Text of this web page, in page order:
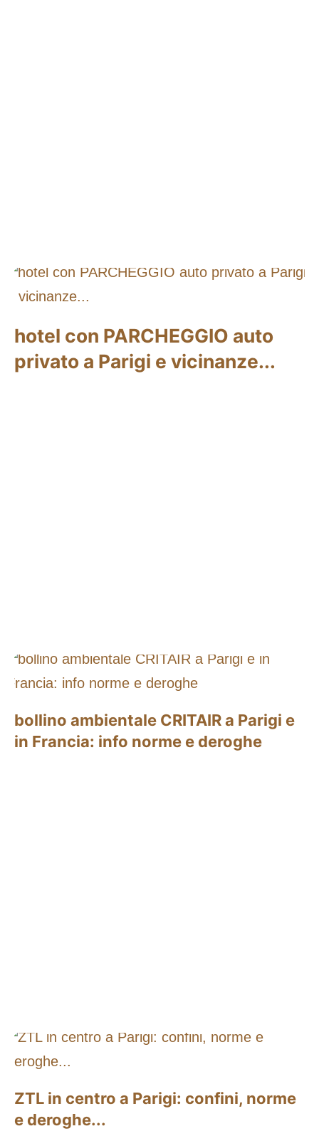
hotel con PARCHEGGIO auto
privato a Parigi e vicinanze...
bollino ambientale CRITAIR a Parigi e
in Francia: info norme e deroghe
ZTL in centro a Parigi: confini, norme
e deroghe...